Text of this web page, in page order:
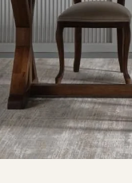
tıklayın